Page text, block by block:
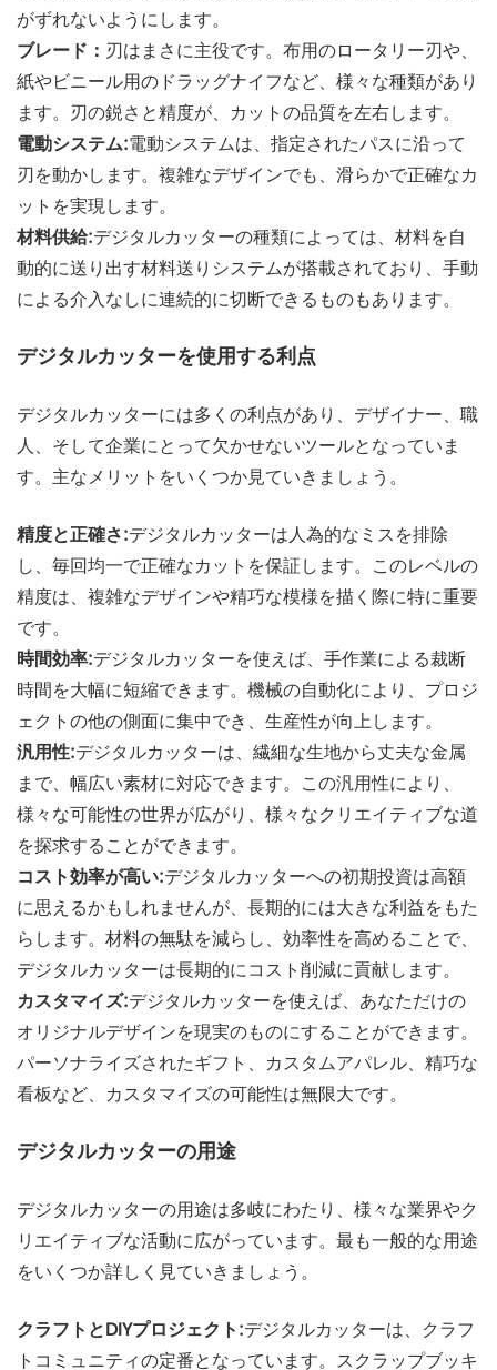
がずれないようにします。
ブレード： 刃はまさに主役です。布用のロータリー刃や、
紙やビニール用のドラッグナイフなど、様々な種類があり
ます。刃の鋭さと精度が、カットの品質を左右します。
電動システム:電動システムは、指定されたパスに沿って
刃を動かします。複雑なデザインでも、滑らかで正確なカ
ットを実現します。
材料供給:デジタルカッターの種類によっては、材料を自
動的に送り出す材料送りシステムが搭載されており、手動
による介入なしに連続的に切断できるものもあります。
デジタルカッターを使用する利点
デジタルカッターには多くの利点があり、デザイナー、職
人、そして企業にとって欠かせないツールとなっていま
す。主なメリットをいくつか見ていきましょう。
精度と正確さ:デジタルカッターは人為的なミスを排除
し、毎回均一で正確なカットを保証します。このレベルの
精度は、複雑なデザインや精巧な模様を描く際に特に重要
です。
時間効率:デジタルカッターを使えば、手作業による裁断
時間を大幅に短縮できます。機械の自動化により、プロジ
ェクトの他の側面に集中でき、生産性が向上します。
汎用性:デジタルカッターは、繊細な生地から丈夫な金属
まで、幅広い素材に対応できます。この汎用性により、
様々な可能性の世界が広がり、様々なクリエイティブな道
を探求することができます。
コスト効率が高い:デジタルカッターへの初期投資は高額
に思えるかもしれませんが、長期的には大きな利益をもた
らします。材料の無駄を減らし、効率性を高めることで、
デジタルカッターは長期的にコスト削減に貢献します。
カスタマイズ:デジタルカッターを使えば、あなただけの
オリジナルデザインを現実のものにすることができます。
パーソナライズされたギフト、カスタムアパレル、精巧な
看板など、カスタマイズの可能性は無限大です。
デジタルカッターの用途
デジタルカッターの用途は多岐にわたり、様々な業界やク
リエイティブな活動に広がっています。最も一般的な用途
をいくつか詳しく見ていきましょう。
クラフトとDIYプロジェクト:デジタルカッターは、クラフ
トコミュニティの定番となっています。スクラップブッキ